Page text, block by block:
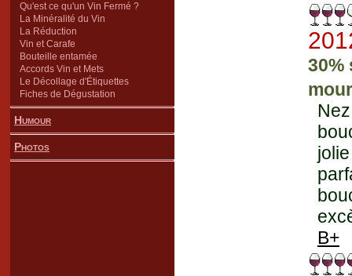
Qu'est ce qu'un Vin Fermé ?
La Minéralité du Vin
La Réduction
Vin et Carafe
Bouteille entamée
Accords Vin et Mets
Le Décollage d'Étiquettes
Fiches de Dégustation
Humour
Photos
30%
B+